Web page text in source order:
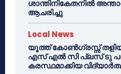
ശാന്തിനികേതനിൽ
ആചരിച്ചു
Local News
യൂത്ത് കോൺഗ്രസ്സ്
എസ് എൽ സി പ്ലസ് ടു
കരസ്ഥമാക്കിയ